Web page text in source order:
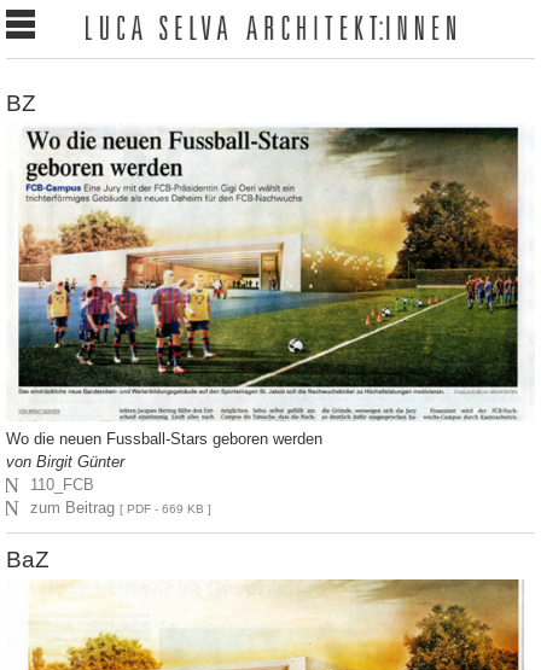
BZ
Wo die neuen Fussball-Stars geboren werden
von Birgit Günter
N 110_FCB
N zum Beitrag[ PDF - 669 KB ]
BaZ